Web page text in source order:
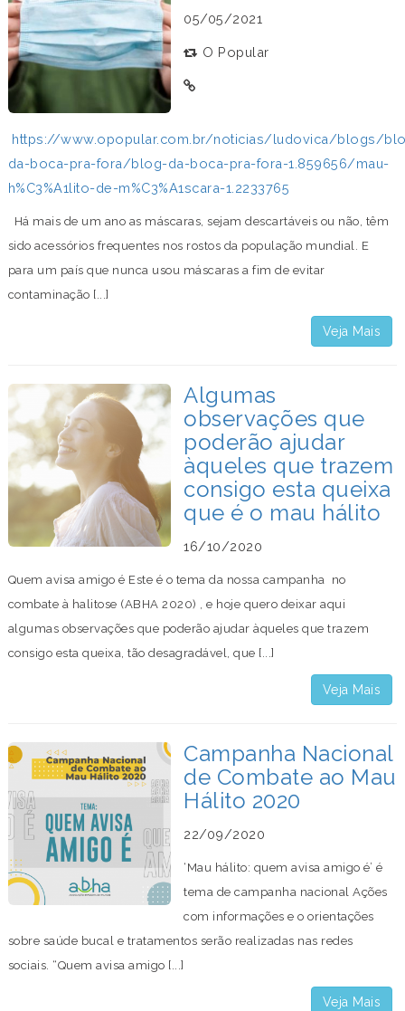
05/05/2021
O Popular
https://www.opopular.com.br/noticias/ludovica/blogs/
da-boca-pra-fora/blog-da-boca-pra-fora-1.859656/mau-
h%C3%A1lito-de-m%C3%A1scara-1.2233765
Há mais de um ano as máscaras, sejam descartáveis ou não, têm
sido acessórios frequentes nos rostos da população mundial. E
para um país que nunca usou máscaras a fim de evitar
contaminação [...]
Veja Mais
Algumas
observações que
poderão ajudar
àqueles que trazem
consigo esta queixa
que é o mau hálito
16/10/2020
Quem avisa amigo é Este é o tema da nossa campanha no
combate à halitose (ABHA 2020) , e hoje quero deixar aqui
algumas observações que poderão ajudar àqueles que trazem
consigo esta queixa, tão desagradável, que [...]
Veja Mais
Campanha Nacional
de Combate ao Mau
Hálito 2020
22/09/2020
‘Mau hálito: quem avisa amigo é’ é
tema de campanha nacional Ações
com informações e o orientações
sobre saúde bucal e tratamentos serão realizadas nas redes
sociais. “Quem avisa amigo [...]
Veja Mais